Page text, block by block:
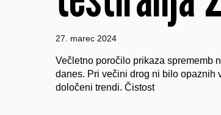
27. marec 2024
Večletno poročilo prikaza sprememb
danes. Pri večini drog ni bilo opaznih
določeni trendi. Čistost